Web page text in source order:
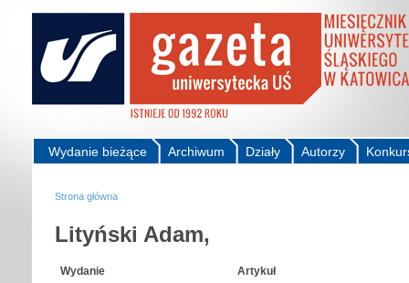
Autorzy
Działy
Archiwum
Wydanie bieżące
Strona główna
Lityński Adam,
Wydanie
Artykuł